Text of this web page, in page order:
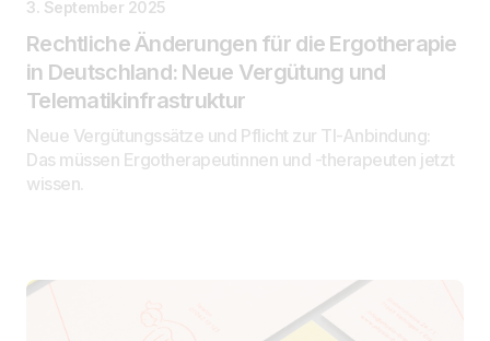
3. September 2025
Rechtliche Änderungen für die Ergotherapie
in Deutschland: Neue Vergütung und
Telematikinfrastruktur
Neue Vergütungssätze und Pflicht zur TI-Anbindung:
Das müssen Ergotherapeutinnen und -therapeuten jetzt
wissen.